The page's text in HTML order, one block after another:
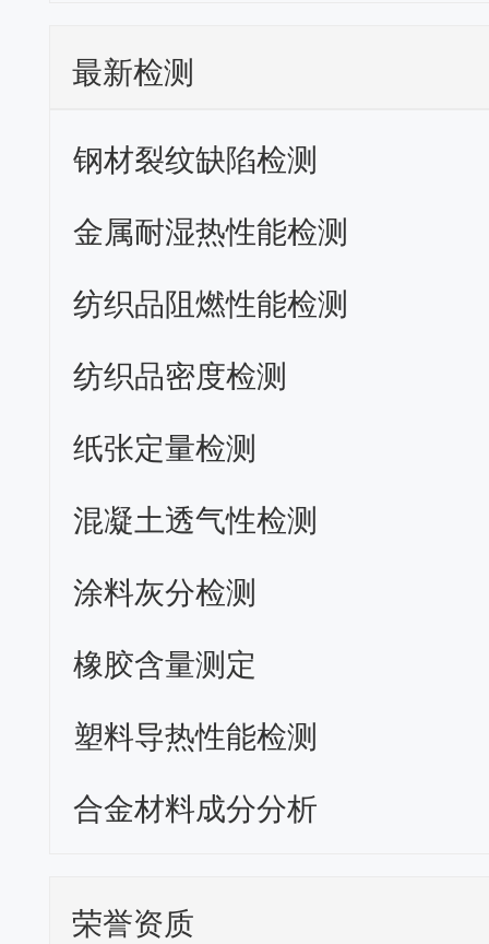
最新检测
钢材裂纹缺陷检测
金属耐湿热性能检测
纺织品阻燃性能检测
纺织品密度检测
纸张定量检测
混凝土透气性检测
涂料灰分检测
橡胶含量测定
塑料导热性能检测
合金材料成分分析
荣誉资质